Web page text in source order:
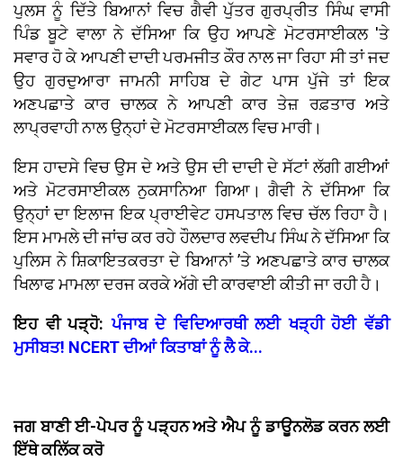
ਪੁਲਸ ਨੂੰ ਦਿੱਤੇ ਬਿਆਨਾਂ ਵਿਚ ਗੈਵੀ ਪੁੱਤਰ ਗੁਰਪ੍ਰੀਤ ਸਿੰਘ ਵਾਸੀ
ਪਿੰਡ ਬੂਟੇ ਵਾਲਾ ਨੇ ਦੱਸਿਆ ਕਿ ਉਹ ਆਪਣੇ ਮੋਟਰਸਾਈਕਲ 'ਤੇ
ਸਵਾਰ ਹੋ ਕੇ ਆਪਣੀ ਦਾਦੀ ਪਰਮਜੀਤ ਕੌਰ ਨਾਲ ਜਾ ਰਿਹਾ ਸੀ ਤਾਂ ਜਦ
ਉਹ ਗੁਰਦੁਆਰਾ ਜਾਮਨੀ ਸਾਹਿਬ ਦੇ ਗੇਟ ਪਾਸ ਪੁੱਜੇ ਤਾਂ ਇਕ
ਅਣਪਛਾਤੇ ਕਾਰ ਚਾਲਕ ਨੇ ਆਪਣੀ ਕਾਰ ਤੇਜ਼ ਰਫ਼ਤਾਰ ਅਤੇ
ਲਾਪ੍ਰਵਾਹੀ ਨਾਲ ਉਨ੍ਹਾਂ ਦੇ ਮੋਟਰਸਾਈਕਲ ਵਿਚ ਮਾਰੀ।
ਇਸ ਹਾਦਸੇ ਵਿਚ ਉਸ ਦੇ ਅਤੇ ਉਸ ਦੀ ਦਾਦੀ ਦੇ ਸੱਟਾਂ ਲੱਗੀ ਗਈਆਂ
ਅਤੇ ਮੋਟਰਸਾਈਕਲ ਨੁਕਸਾਨਿਆ ਗਿਆ। ਗੈਵੀ ਨੇ ਦੱਸਿਆ ਕਿ
ਉਨ੍ਹਾਂ ਦਾ ਇਲਾਜ ਇਕ ਪ੍ਰਾਈਵੇਟ ਹਸਪਤਾਲ ਵਿਚ ਚੱਲ ਰਿਹਾ ਹੈ।
ਇਸ ਮਾਮਲੇ ਦੀ ਜਾਂਚ ਕਰ ਰਹੇ ਹੌਲਦਾਰ ਲਵਦੀਪ ਸਿੰਘ ਨੇ ਦੱਸਿਆ ਕਿ
ਪੁਲਿਸ ਨੇ ਸ਼ਿਕਾਇਤਕਰਤਾ ਦੇ ਬਿਆਨਾਂ ’ਤੇ ਅਣਪਛਾਤੇ ਕਾਰ ਚਾਲਕ
ਖਿਲਾਫ ਮਾਮਲਾ ਦਰਜ ਕਰਕੇ ਅੱਗੇ ਦੀ ਕਾਰਵਾਈ ਕੀਤੀ ਜਾ ਰਹੀ ਹੈ।
ਇਹ ਵੀ ਪੜ੍ਹੋ:ਪੰਜਾਬ ਦੇ ਵਿਦਿਆਰਥੀ ਲਈ ਖੜ੍ਹੀ ਹੋਈ ਵੱਡੀ
ਮੁਸੀਬਤ! NCERT ਦੀਆਂ ਕਿਤਾਬਾਂ ਨੂੰ ਲੈ ਕੇ...
ਜਗ ਬਾਣੀ ਈ-ਪੇਪਰ ਨੂੰ ਪੜ੍ਹਨ ਅਤੇ ਐਪ ਨੂੰ ਡਾਊਨਲੋਡ ਕਰਨ ਲਈ
ਇੱਥੇ ਕਲਿੱਕ ਕਰੋ